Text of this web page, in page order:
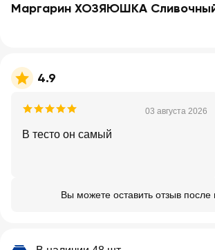
Маргарин ХОЗЯЮШКА
4.9
03 августа 2026
В тесто он самый
Вы можете оставить отзыв после